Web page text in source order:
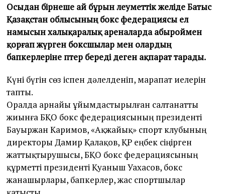
Осыдан бірнеше ай бұрын әлеуметтік желіде Батыс
Қазақстан облысының бокс федерациясы ел
намысын халықаралық ареналарда абыроймен
қорғап жүрген боксшылар мен олардың
бапкерлеріне пәтер береді деген ақпарат тарады.
Күні бүгін сөз іспен дәлелденіп, марапат иелерін
тапты.
Оралда арнайы ұйымдастырылған салтанатты
жиынға БҚО бокс федерациясының президенті
Бауыржан Каримов, «Ақжайық» спорт клубының
директоры Дамир Қалақов, ҚР еңбек сіңірген
жаттықтырушысы, БҚО бокс федерациясының
құрметті президенті Қуаныш Уахасов, бокс
жанашырлары, бапкерлер, жас спортшылар